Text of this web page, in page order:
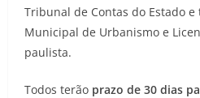
Tribunal de Contas do Estado
Municipal de Urbanismo e
paulista.
Todos terão prazo de 30 dias